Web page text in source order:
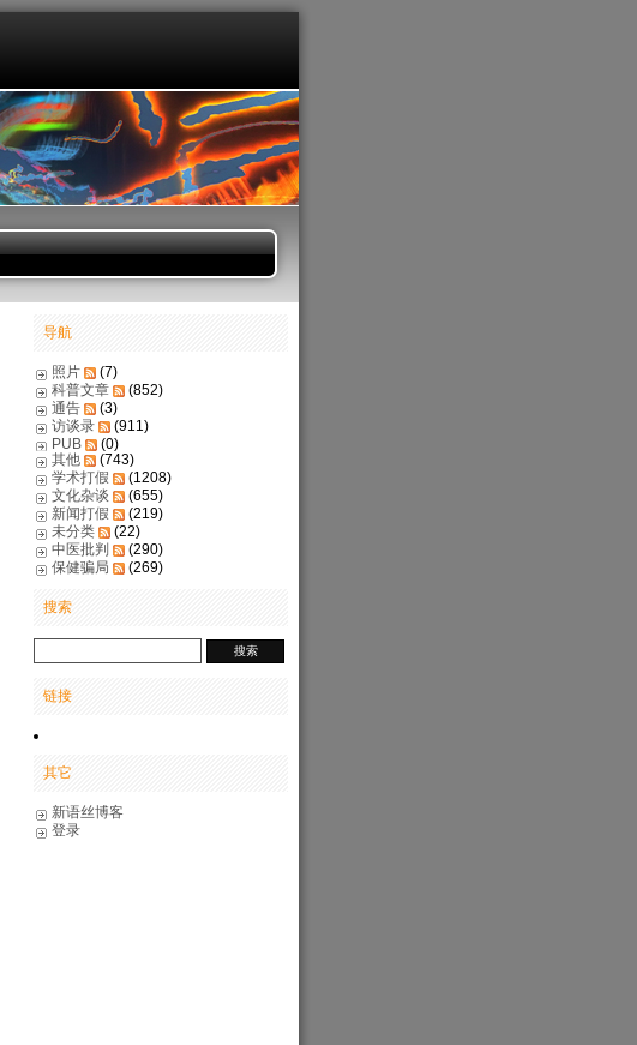
导航
照片
(7)
科普文章
(852)
通告
(3)
访谈录
(911)
PUB
(0)
其他
(743)
学术打假
(1208)
文化杂谈
(655)
新闻打假
(219)
未分类
(22)
中医批判
(290)
保健骗局
(269)
搜索
链接
其它
新语丝博客
登录